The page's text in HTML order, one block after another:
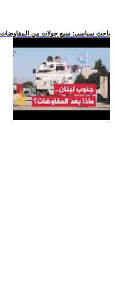
.. باحث سياسي: سبع جولات من